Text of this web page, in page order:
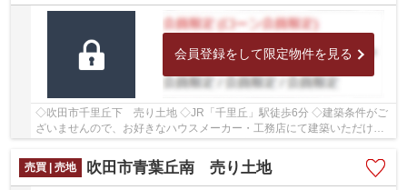
会員登録をして限定物件を見る
◇吹田市千里丘下 売り土地 ◇JR「千里丘」駅徒歩6分 ◇建築条件がご
ざいませんので、お好きなハウスメーカー・工務店にて建築いただけま
売買 | 売地
吹田市青葉丘南 売り土地